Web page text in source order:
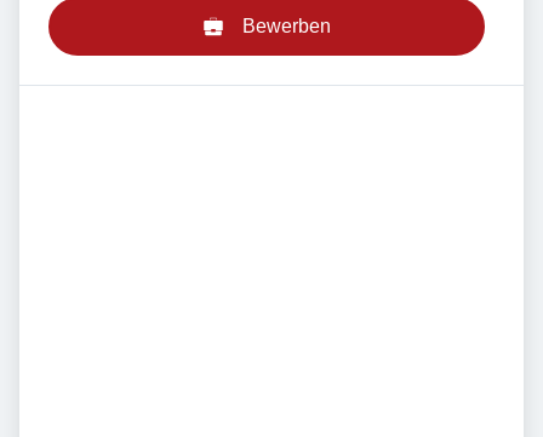
Bewerben